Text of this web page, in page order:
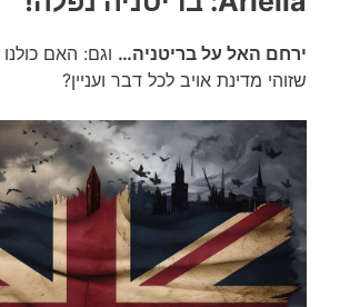
ירחם האל על בריטניה… וגם: האם
שזוהי מדינת אויב לכל דבר ועניין?